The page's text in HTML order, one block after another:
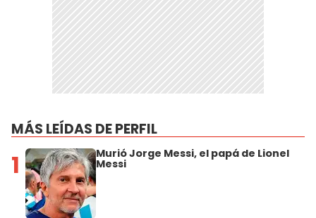
MÁS LEÍDAS DE PERFIL
1 Murió Jorge Messi, el papá de Lionel
Messi